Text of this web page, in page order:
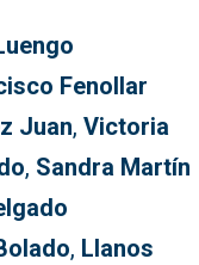
Fenollar
Juan,Victoria
, Sandra Martín
, Llanos